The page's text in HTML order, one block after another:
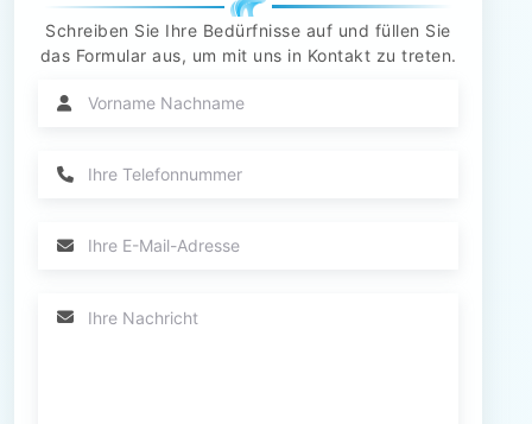
Schreiben Sie Ihre Bedürfnisse auf und füllen Sie
das Formular aus, um mit uns in Kontakt zu treten.